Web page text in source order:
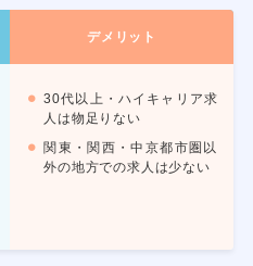
デメリット
30代以上・ハイキャリア求
人は物足りない
関東・関西・中京都市圏以
外の地方での求人は少ない